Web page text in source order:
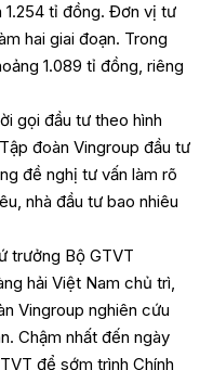
1.254 tỉ đồng. Đơn vị tư
hai giai đoạn. Trong
1.089 tỉ đồng, riêng
gọi đầu tư theo hình
đoàn Vingroup đầu tư
đề nghị tư vấn làm rõ
nhà đầu tư bao nhiêu
trưởng Bộ GTVT
hải Việt Nam chủ trì,
Vingroup nghiên cứu
Chậm nhất đến ngày
để sớm trình Chính